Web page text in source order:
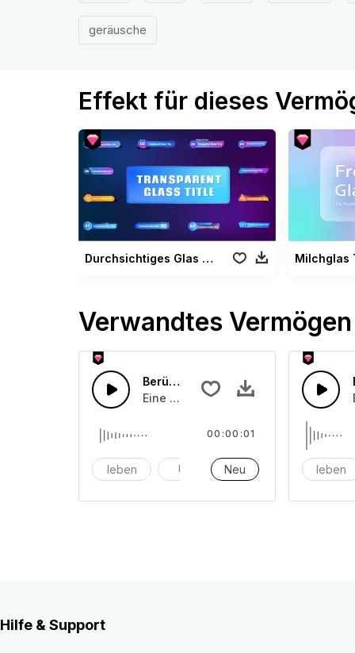
geräusche
Effekt für dieses
Durchsichtiges Glas Titel Milchglas
Verwandtes Vermögen
Berührung von Glas 15
Eine Ansammlung von einem oder
leben Uhr Alarm
00:00:01
Neu leben
Hilfe & Support